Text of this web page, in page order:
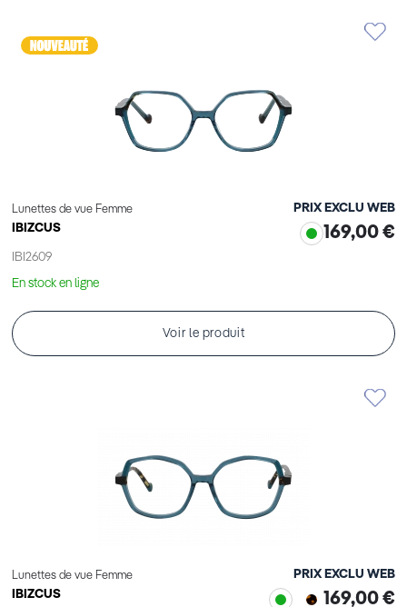
Lunettes de vue Femme
IBIZCUS
IBI2609
PRIX EXCLU WEB
169,00 €
En stock en ligne
Voir le produit
Lunettes de vue Femme
IBIZCUS
PRIX EXCLU WEB
169,00 €